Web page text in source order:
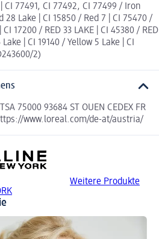
77491, CI 77492, CI 77499 / Iron
28 Lake | CI 15850 / Red 7 | CI 75470 /
17200 / RED 33 LAKE | CI 45380 / RED
| CI 19140 / Yellow 5 Lake | CI
2)
75000 93684 ST OUEN CEDEX FR
www.loreal.com/de-at/austria/
Weitere Produkte